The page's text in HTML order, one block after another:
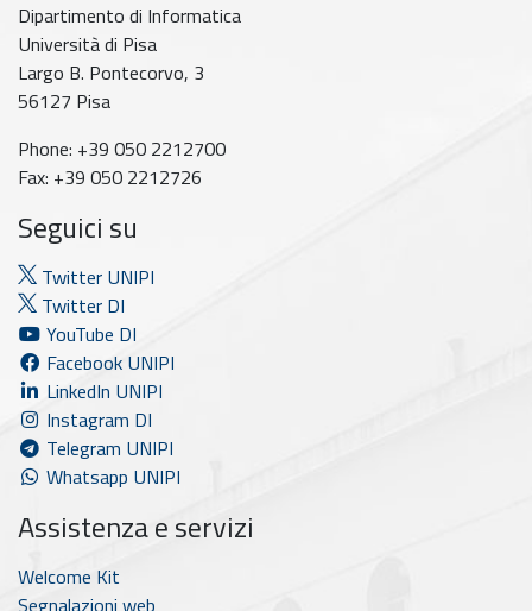
Dipartimento di Informatica
Università di Pisa
Largo B. Pontecorvo, 3
56127 Pisa
Phone: +39 050 2212700
Fax: +39 050 2212726
Seguici su
Twitter UNIPI
Twitter DI
YouTube DI
Facebook UNIPI
LinkedIn UNIPI
Instagram DI
Telegram UNIPI
Whatsapp UNIPI
Assistenza e servizi
Welcome Kit
Segnalazioni web